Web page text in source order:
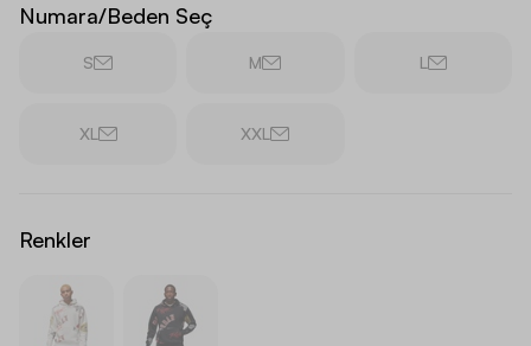
Numara/Beden Seç
S M L
XL XXL
Renkler